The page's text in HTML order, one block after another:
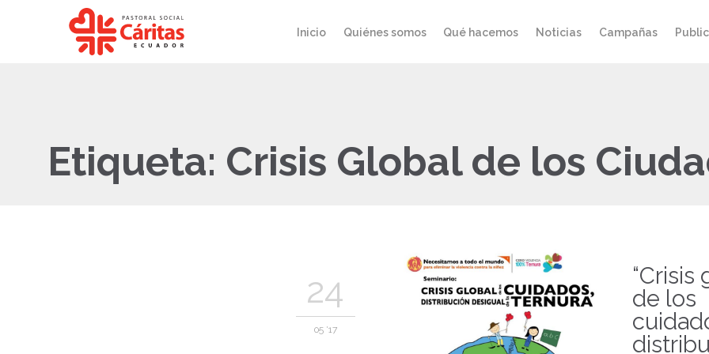
Inicio Quiénes somos Qué hacemos Noticias Campañas
Etiqueta: Crisis Global de los
24
05 '17
“Crisis
de los